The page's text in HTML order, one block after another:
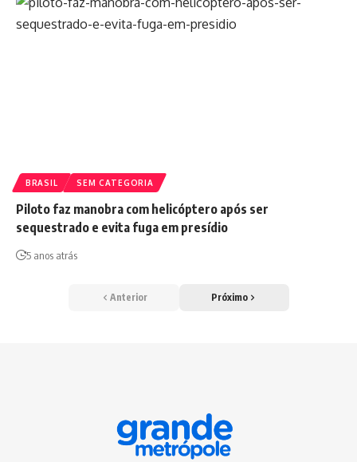
BRASIL SEM CATEGORIA
Piloto faz manobra com helicóptero após ser
sequestrado e evita fuga em presídio
5 anos atrás
Anterior Próximo